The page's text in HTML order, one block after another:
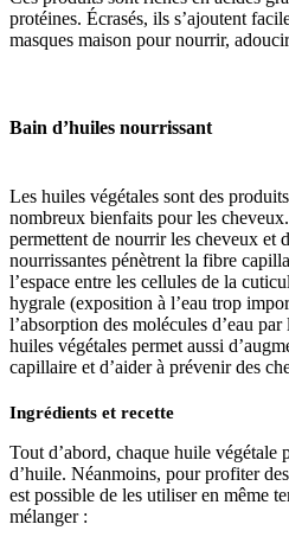
protéines. Écrasés, ils s’ajoutent
masques maison pour nourrir,
Bain d’huiles nourrissant
Les huiles végétales sont des
nombreux bienfaits pour les
permettent de nourrir les cheveux et
nourrissantes pénètrent la fibre
l’espace entre les cellules de la
hygrale (exposition à l’eau trop
l’absorption des molécules d’eau
huiles végétales permet aussi
capillaire et d’aider à prévenir des
Ingrédients et recette
Tout d’abord, chaque huile végétale
d’huile. Néanmoins, pour profiter
est possible de les utiliser en même
mélanger :